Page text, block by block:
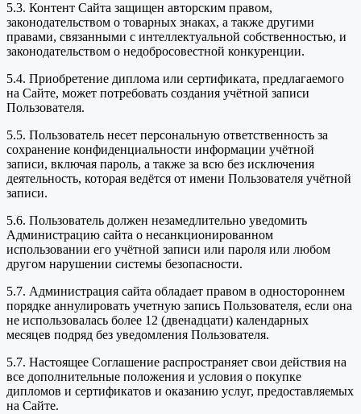
5.3. Контент Сайта защищен авторским правом,
законодательством о товарных знаках, а также другими
правами, связанными с интеллектуальной собственностью, и
законодательством о недобросовестной конкуренции.
5.4. Приобретение диплома или сертификата, предлагаемого
на Сайте, может потребовать создания учётной записи
Пользователя.
5.5. Пользователь несет персональную ответственность за
сохранение конфиденциальности информации учётной
записи, включая пароль, а также за всю без исключения
деятельность, которая ведётся от имени Пользователя учётной
записи.
5.6. Пользователь должен незамедлительно уведомить
Администрацию сайта о несанкционированном
использовании его учётной записи или пароля или любом
другом нарушении системы безопасности.
5.7. Администрация сайта обладает правом в одностороннем
порядке аннулировать учетную запись Пользователя, если она
не использовалась более 12 (двенадцати) календарных
месяцев подряд без уведомления Пользователя.
5.7. Настоящее Соглашение распространяет свои действия на
все дополнительные положения и условия о покупке
дипломов и сертификатов и оказанию услуг, предоставляемых
на Сайте.